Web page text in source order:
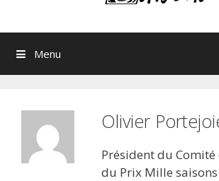
Menu
Olivier
Président du
du Prix Mille